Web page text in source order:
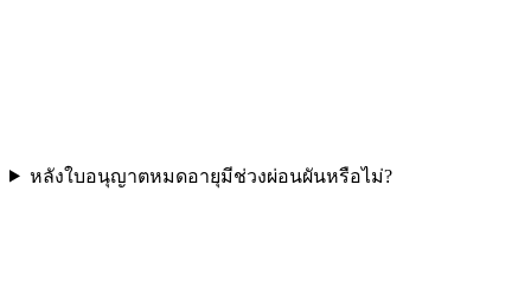
หลังใบอนุญาตหมดอายุมีช่วงผ่อนผันหรือไม่?